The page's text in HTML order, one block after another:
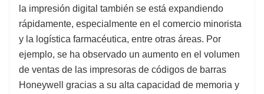
la impresión digital también se está expandiendo
rápidamente, especialmente en el comercio minorista
y la logística farmacéutica, entre otras áreas. Por
ejemplo, se ha observado un aumento en el volumen
de ventas de las impresoras de códigos de barras
Honeywell gracias a su alta capacidad de memoria y